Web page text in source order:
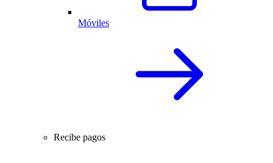
Móviles
Recibe pagos